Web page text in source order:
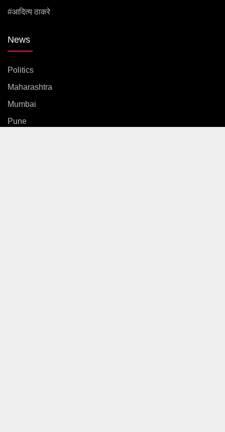
#आदित्य ठाकरे
News
Politics
Maharashtra
Mumbai
Pune